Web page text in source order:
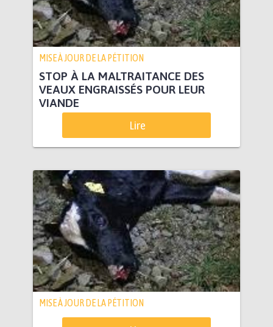
MISE À JOUR DE LA PÉTITION
STOP À LA MALTRAITANCE DES
VEAUX ENGRAISSÉS POUR LEUR
VIANDE
Lire
MISE À JOUR DE LA PÉTITION